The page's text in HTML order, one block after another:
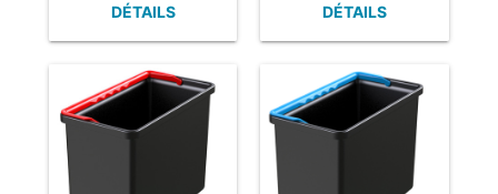
DÉTAILS DÉTAILS